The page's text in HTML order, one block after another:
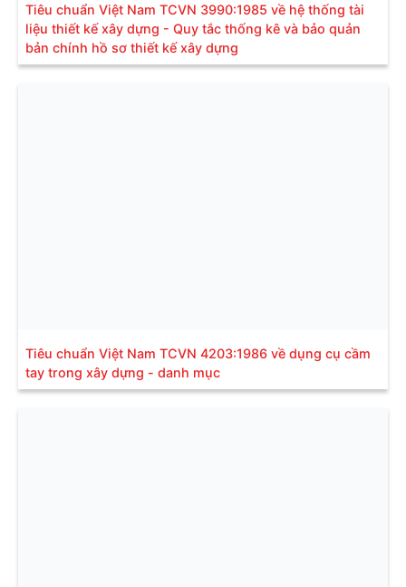
Tiêu chuẩn Việt Nam TCVN 3990:1985 về hệ thống tài
liệu thiết kế xây dựng - Quy tắc thống kê và bảo quản
bản chính hồ sơ thiết kế xây dựng
Tiêu chuẩn Việt Nam TCVN 4203:1986 về dụng cụ cầm
tay trong xây dựng - danh mục